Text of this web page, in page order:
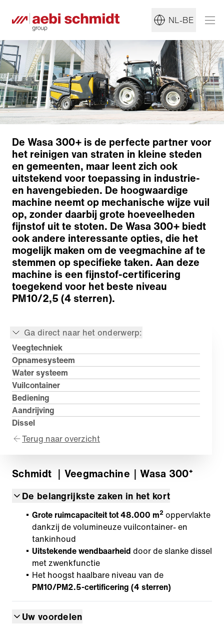
NL-BE
De Wasa 300+ is de perfecte partner voor
het reinigen van straten in kleine steden
en gemeenten, maar leent zich ook
uitstekend voor toepassing in industrie-
en havengebieden. De hoogwaardige
machine neemt op mechanische wijze vuil
op, zonder daarbij grote hoeveelheden
fijnstof uit te stoten. De Wasa 300+ biedt
ook andere interessante opties, die het
mogelijk maken om de veegmachine af te
stemmen op specifieke taken. Aan deze
machine is een fijnstof-certificering
toegekend voor het beste niveau
PM10/2,5 (4 sterren).
Ga direct naar het onderwerp:
Veegtechniek
Opnamesysteem
Water systeem
Vuilcontainer
Bediening
Aandrijving
Dissel
Terug naar overzicht
Schmidt ｜Veegmachine ｜Wasa 300⁺
De belangrijkste zaken in het kort
Grote ruimcapaciteit tot 48.000 m2 oppervlakte
dankzij de volumineuze vuilcontainer- en
tankinhoud
Uitstekende wendbaarheid door de slanke dissel
met zwenkfunctie
Het hoogst haalbare niveau van de
PM10/PM2.5-certificering (4 sterren)
Uw voordelen